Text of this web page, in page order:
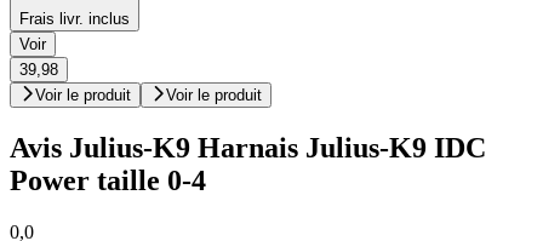
Frais livr. inclus
Voir
39,98
Voir le produit
Voir le produit
Avis Julius-K9 Harnais Julius-K9 IDC
Power taille 0-4
0,0